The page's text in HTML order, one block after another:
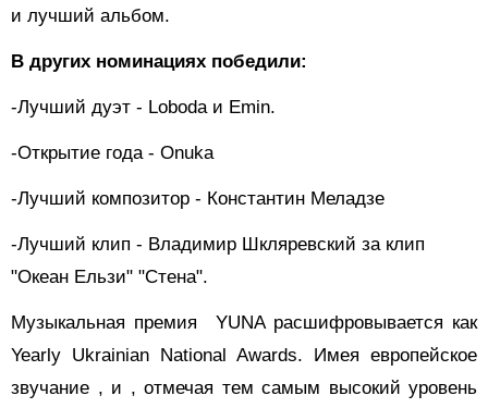
и лучший альбом.
В других номинациях победили:
-Лучший дуэт - Loboda и Emin.
-Открытие года - Onuka
-Лучший композитор - Константин Меладзе
-Лучший клип - Владимир Шкляревский за клип
"Океан Ельзи" "Стена".
Музыкальная премия YUNA расшифровывается как
Yearly Ukrainian National Awards. Имея европейское
звучание , и , отмечая тем самым высокий уровень